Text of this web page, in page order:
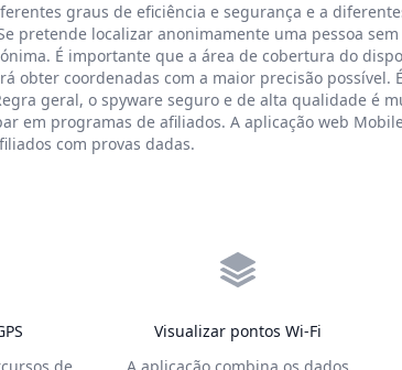
graus de eficiência e segurança e a
pretende localizar anonimamente uma pessoa
É importante que a área de cobertura do
obter coordenadas com a maior precisão
geral, o spyware seguro e de alta qualidade é
em programas de afiliados. A aplicação web
com provas dadas.
Visualizar pontos Wi-Fi